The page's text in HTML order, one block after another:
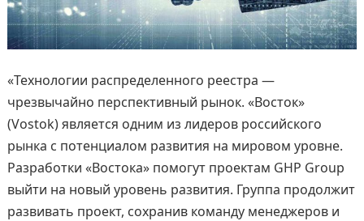
«Технологии распределенного реестра —
чрезвычайно перспективный рынок. «Восток»
(Vostok) является одним из лидеров российского
рынка с потенциалом развития на мировом уровне.
Разработки «Востока» помогут проектам GHP Group
выйти на новый уровень развития. Группа продолжит
развивать проект, сохранив команду менеджеров и